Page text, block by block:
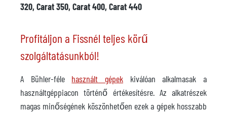
320, Carat 350, Carat 400, Carat 440
Profitáljon a Fissnél teljes körű
szolgáltatásunkból!
A Bühler-féle használt gépek kiválóan alkalmasak a
használtgéppiacon történő értékesítésre. Az alkatrészek
magas minőségének köszönhetően ezek a gépek hosszabb